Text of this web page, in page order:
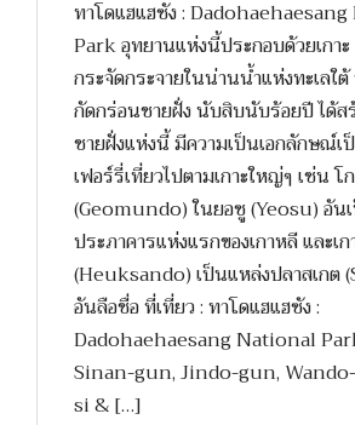
ทาโดแฮแฮซัง :
Park อุทยานแห่งนี้ประกอบด้วยเกาะ
กระจัดกระจายในน่านน้ำแห่งทะเลใต้
กัดกร่อนชายฝั่ง นับสิบนับร้อยปี ได้ส
ชายฝั่งแห่งนี้ มีความเป็นเอกลักษณ์เ
เฟอร์รี่เที่ยวไปตามเกาะใหญ่ๆ เช่น
(Geomundo) ในยอซู (Yeosu) อัน
ประภาคารแห่งแรกของเกาหลี และเ
(Heuksando) เป็นแหล่งปลาสเกต
อันลือชื่อ ที่เที่ยว : ทาโดแฮแฮซัง :
Dadohaehaesang National
Sinan-gun, Jindo-gun,
si & […]